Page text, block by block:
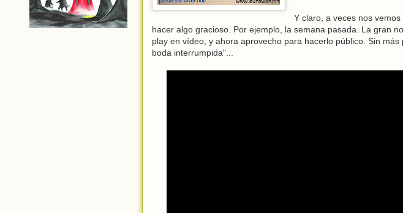
Y claro, a veces nos
hacer algo gracioso. Por ejemplo, la semana pasada. La gran
play en vídeo, y ahora aprovecho para hacerlo público. Sin
boda interrumpida"...